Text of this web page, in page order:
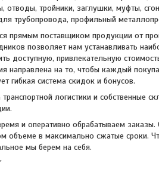
отводы, тройники, заглушки, муфты,
трубопровода, профильный
прямым поставщиком продукции от
позволяет нам устанавливать
доступную, привлекательную
направлена на то, чтобы каждый
гибкая система скидок и бонусов.
транспортной логистики и
и оперативно обрабатываем
объеме в максимально сжатые сроки.
мы берем на себя.